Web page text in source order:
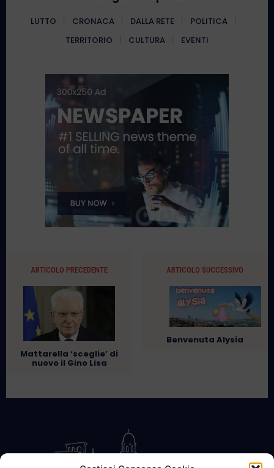
LUTTO CRONACA DALLA RETE
POLITICA
TERRITORIO
CULTURA EVENTI
ARTICOLO PRECEDENTE
Mattarella ‘sceglie’ di
nuovo il Gino Lisa
ARTICOLO SUCCESSIVO
Benvenuta Alysia